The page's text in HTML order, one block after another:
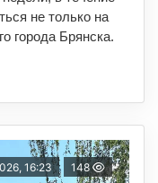
не только на
города Брянска.
16:23 148